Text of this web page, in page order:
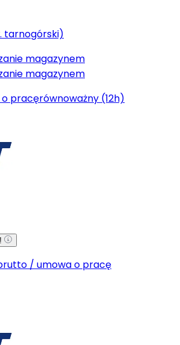
tarnogórski)
magazynem
magazynem
pracęrównoważny (12h)
/ umowa o pracę